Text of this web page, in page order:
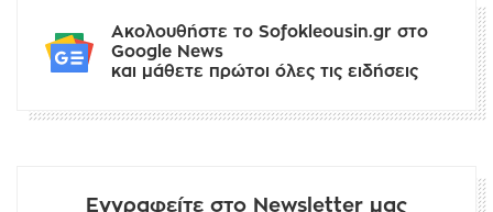
Ακολουθήστε το Sofokleousin.gr στο
Google News
και μάθετε πρώτοι όλες τις ειδήσεις
Εγγραφείτε στο Newsletter μας